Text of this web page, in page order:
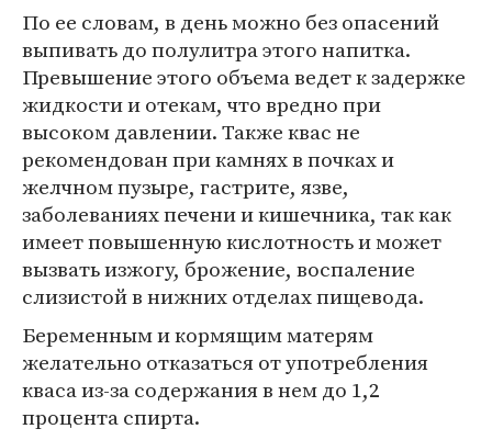
По ее словам, в день можно без опасений
выпивать до полулитра этого напитка.
Превышение этого объема ведет к задержке
жидкости и отекам, что вредно при
высоком давлении. Также квас не
рекомендован при камнях в почках и
желчном пузыре, гастрите, язве,
заболеваниях печени и кишечника, так как
имеет повышенную кислотность и может
вызвать изжогу, брожение, воспаление
слизистой в нижних отделах пищевода.
Беременным и кормящим матерям
желательно отказаться от употребления
кваса из-за содержания в нем до 1,2
процента спирта.